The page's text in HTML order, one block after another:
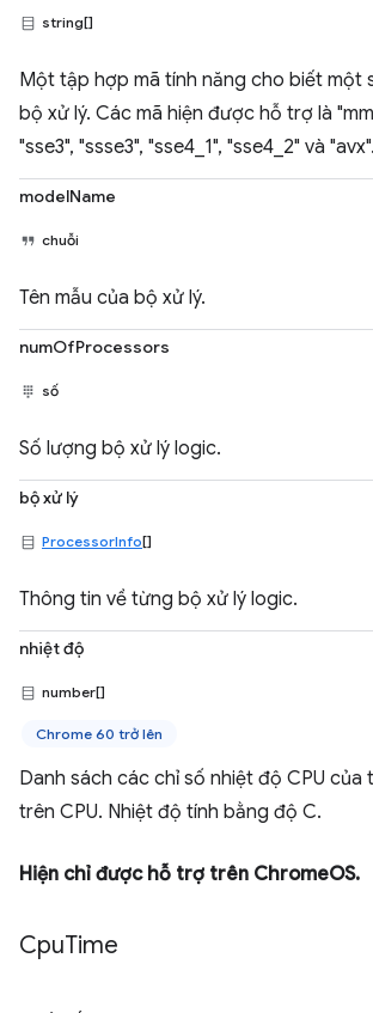
string[]
Một tập hợp mã tính năng cho biết một
bộ xử lý. Các mã hiện được hỗ trợ là
"sse3", "ssse3", "sse4_1", "sse4_2" và "avx".
modelName
chuỗi
Tên mẫu của bộ xử lý.
numOfProcessors
số
Số lượng bộ xử lý logic.
bộ xử lý
ProcessorInfo[]
Thông tin về từng bộ xử lý logic.
nhiệt độ
number[]
Chrome 60 trở lên
Danh sách các chỉ số nhiệt độ CPU của
trên CPU. Nhiệt độ tính bằng độ C.
Hiện chỉ được hỗ trợ trên ChromeOS.
CpuTime